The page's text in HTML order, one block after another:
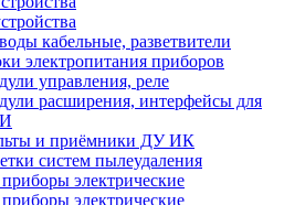
кабельные, разветвители
электропитания приборов
управления, реле
расширения, интерфейсы для
и приёмники ДУ ИК
систем пылеудаления
электрические
электрические